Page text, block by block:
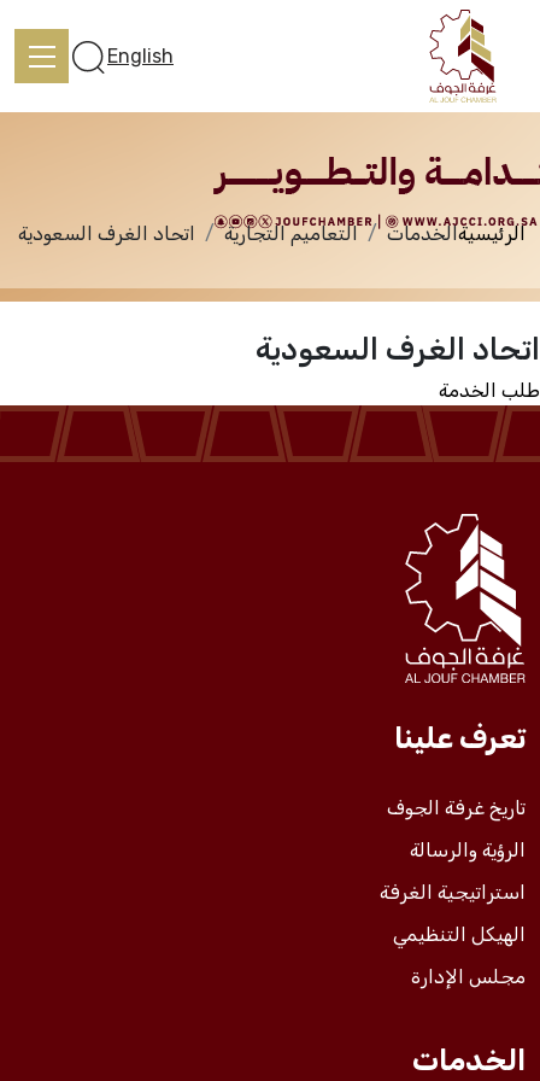
تعرف علينا
الخدمات
المركز الإعلامي
فعاليات الغرفة
فعاليات الجوف
مشاريع الغرفة
English
الخدمات
الرئيسيةالخدمات التعاميم التجارية اتحاد الغرف السعودية
اتحاد الغرف السعودية
طلب الخدمة
تعرف علينا
تاريخ غرفة الجوف
الرؤية والرسالة
استراتيجية الغرفة
الهيكل التنظيمي
مجلس الإدارة
الخدمات